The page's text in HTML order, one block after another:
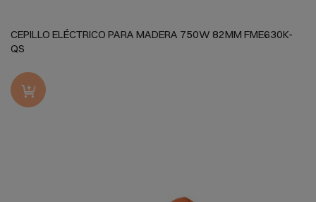
CEPILLO ELÉCTRICO PARA MADERA 750W 82MM FME630K-
QS